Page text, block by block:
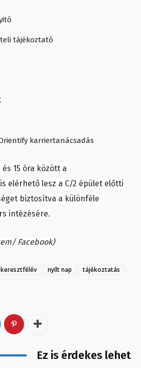
tájékoztató
karriertanácsadás
15 óra között a
elérhető lesz a C/2 épület előtti
biztosítva a különféle
intézésére.
Facebook)
keresztfélév nyílt nap
tájékoztatás
Ez is érdekes lehet